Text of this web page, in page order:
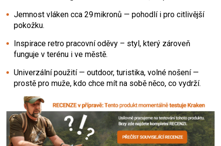
Jemnost vláken cca 29 mikronů — pohodlí i pro citlivější
pokožku.
Inspirace retro pracovní oděvy – styl, který zároveň
funguje v terénu i ve městě.
Univerzální použití — outdoor, turistika, volné nošení —
prostě pro muže, kdo chce mít na sobě něco, co vydrží.